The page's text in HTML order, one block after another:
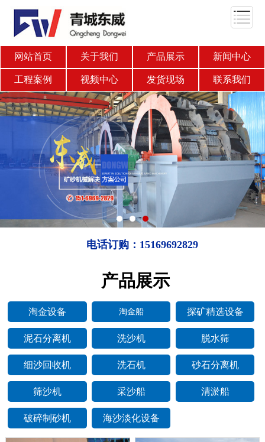
网站首页 关于我们 产品展示 新闻中心
工程案例 视频中心 发货现场 联系我们
电话订购：15169692829
产品展示
淘金设备 淘金船 探矿精选设备
泥石分离机 洗沙机 脱水筛
细沙回收机 洗石机 砂石分离机
筛沙机 采沙船 清淤船
破碎制砂机 海沙淡化设备